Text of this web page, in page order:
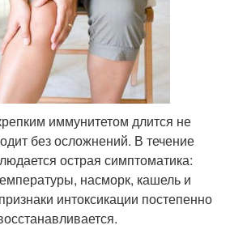
иммунитетом длится не
без осложнений. В течение
острая симптоматика:
насморк, кашель и
интоксикации постепенно